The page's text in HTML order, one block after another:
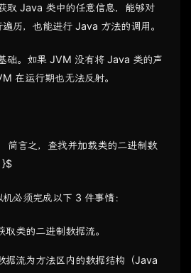
取 Java 类中的任意信息，能够对
历，也能进行 Java 方法的调用。
础。如果 JVM 没有将 Java 类的声
在运行期也无法反射。
简言之，查找并加载类的二进制数
}$
必须完成以下 3 件事情：
类的二进制数据流。
据流为方法区内的数据结构（Java